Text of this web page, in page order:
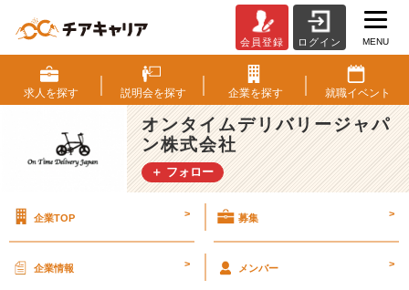
月
の
シ
ャ
ッ
フ
ル
チ
会員登録 ログイン MENU
求人を探す 説明会を探す 企業を探す 就職イベント
オンタイムデリバリージャパ
ン株式会社
＋ フォロー
企業TOP > 募集 >
企業情報 > メンバー >